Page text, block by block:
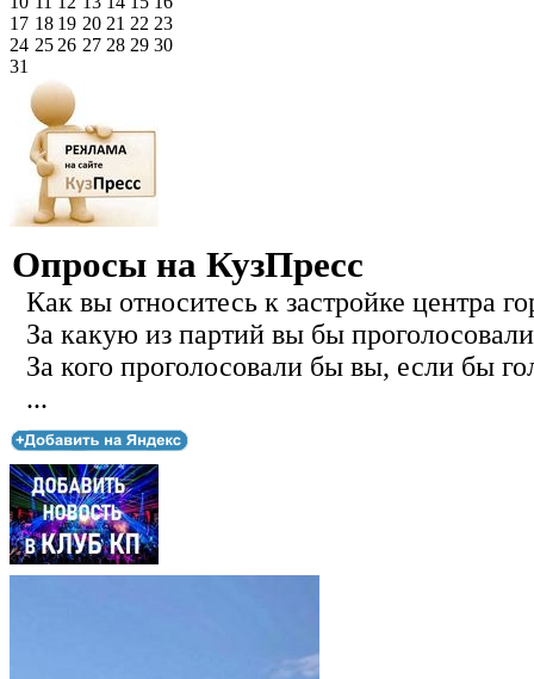
17 18 19 20 21 22 23
24 25 26 27 28 29 30
31
Опросы на КузПресс
Как вы относитесь к застройке центра
За какую из партий вы бы
За кого проголосовали бы вы, если бы
...